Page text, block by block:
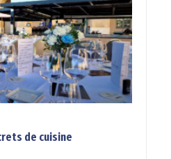
de cuisine